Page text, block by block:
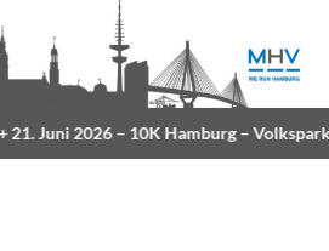
21. Juni 2026 –10K Hamburg– Volkspark